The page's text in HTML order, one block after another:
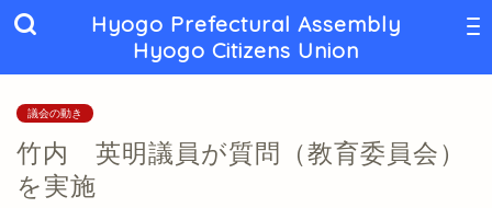
Hyogo Prefectural Assembly
Hyogo Citizens Union
議会の動き
竹内 英明議員が質問（教育委員会）
を実施